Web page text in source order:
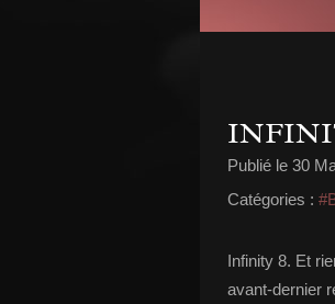
Publié le 30
Catégories :
Infinity 8. Et
avant-dernier